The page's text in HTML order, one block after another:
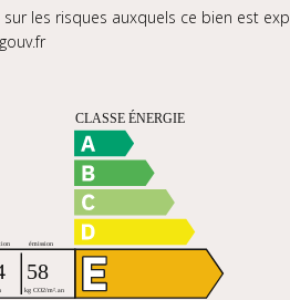
les risques auxquels ce bien est